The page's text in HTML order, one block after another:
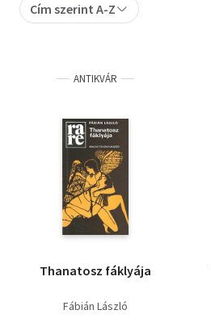
Gyermek- és ifjúsági
Művészet
Szakkönyv
Szótár, nyelvkönyv
Tankönyv, segédkönyv
Társadalomtudomány
Természettudomány
Cím szerint A-Z
ANTIKVÁR
Thanatosz fáklyája
Fábián László